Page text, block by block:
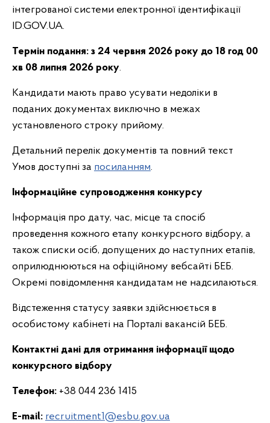
інтегрованої системи електронної ідентифікації
ID.GOV.UA.
Термін подання: з 24 червня 2026 року до 18 год 00
хв 08 липня 2026 року.
Кандидати мають право усувати недоліки в
поданих документах виключно в межах
установленого строку прийому.
Детальний перелік документів та повний текст
Умов доступні за посиланням.
Інформаційне супроводження конкурсу
Інформація про дату, час, місце та спосіб
проведення кожного етапу конкурсного відбору, а
також списки осіб, допущених до наступних етапів,
оприлюднюються на офіційному вебсайті БЕБ.
Окремі повідомлення кандидатам не надсилаються.
Відстеження статусу заявки здійснюється в
особистому кабінеті на Порталі вакансій БЕБ.
Контактні дані для отримання інформації щодо
конкурсного відбору
Телефон: +38 044 236 1415
E-mail: recruitment1@esbu.gov.ua